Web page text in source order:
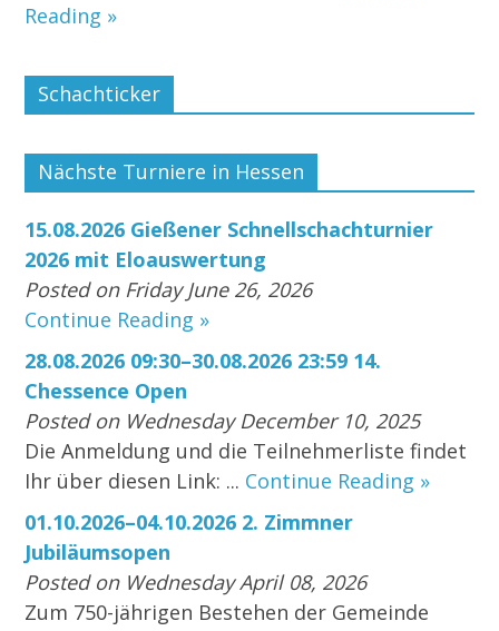
Reading »
Schachticker
Nächste Turniere in Hessen
15.08.2026 Gießener Schnellschachturnier
2026 mit Eloauswertung
Posted on Friday June 26, 2026
Continue Reading »
28.08.2026 09:30–30.08.2026 23:59 14.
Chessence Open
Posted on Wednesday December 10, 2025
Die Anmeldung und die Teilnehmerliste findet
Ihr über diesen Link: ... Continue Reading »
01.10.2026–04.10.2026 2. Zimmner
Jubiläumsopen
Posted on Wednesday April 08, 2026
Zum 750-jährigen Bestehen der Gemeinde